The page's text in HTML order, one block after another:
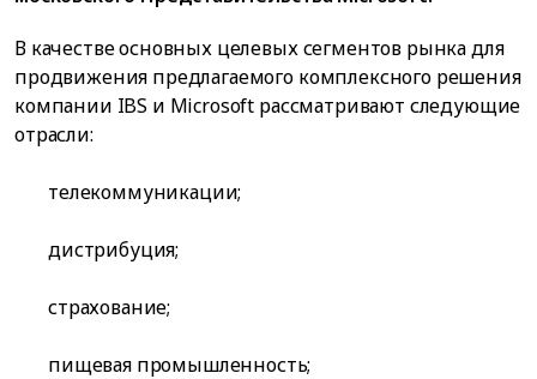
В качестве основных целевых сегментов рынка для
продвижения предлагаемого комплексного решения
компании IBS и Microsoft рассматривают следующие
отрасли:
телекоммуникации;
дистрибуция;
страхование;
пищевая промышленность;